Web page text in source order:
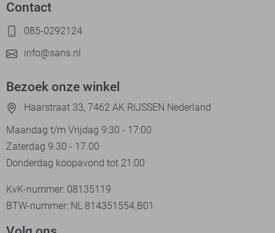
Contact
085-0292124
info@sans.nl
Bezoek onze winkel
Haarstraat 33, 7462 AK RIJSSEN Nederland
Maandag t/m Vrijdag 9:30 - 17:00
Zaterdag 9.30 - 17.00
Donderdag koopavond tot 21:00
KvK-nummer: 08135119
BTW-nummer: NL 814351554.B01